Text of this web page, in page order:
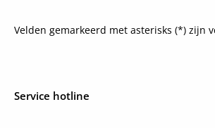
Velden gemarkeerd met asterisks (*) zijn
Service hotline